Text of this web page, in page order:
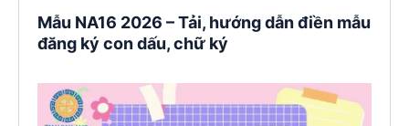
Mẫu NA16 2026 – Tải, hướng dẫn điền mẫu
đăng ký con dấu, chữ ký